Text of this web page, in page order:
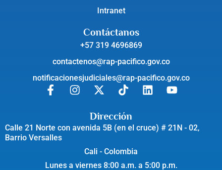
Intranet
Contáctanos
+57 319 4696869
contactenos@rap-pacifico.gov.co
notificacionesjudiciales@rap-pacifico.gov.co
Dirección
Calle 21 Norte con avenida 5B (en el cruce) # 21N - 02,
Barrio Versalles
Cali - Colombia
Lunes a viernes 8:00 a.m. a 5:00 p.m.